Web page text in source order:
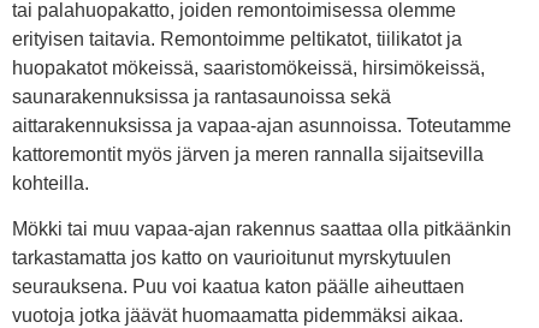
tai palahuopakatto, joiden remontoimisessa olemme
erityisen taitavia. Remontoimme peltikatot, tiilikatot ja
huopakatot mökeissä, saaristomökeissä, hirsimökeissä,
saunarakennuksissa ja rantasaunoissa sekä
aittarakennuksissa ja vapaa-ajan asunnoissa. Toteutamme
kattoremontit myös järven ja meren rannalla sijaitsevilla
kohteilla.
Mökki tai muu vapaa-ajan rakennus saattaa olla pitkäänkin
tarkastamatta jos katto on vaurioitunut myrskytuulen
seurauksena. Puu voi kaatua katon päälle aiheuttaen
vuotoja jotka jäävät huomaamatta pidemmäksi aikaa.